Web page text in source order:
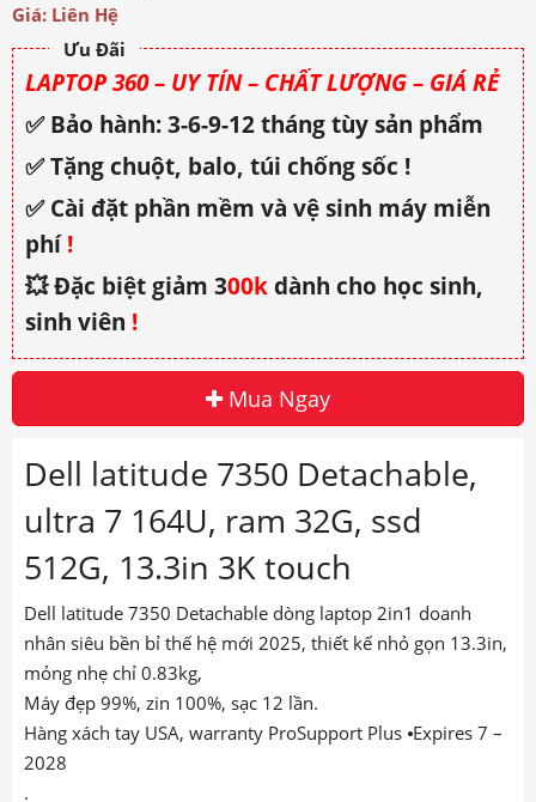
Giá: Liên Hệ
Ưu Đãi
LAPTOP 360 – UY TÍN – CHẤT LƯỢNG – GIÁ RẺ
✅ Bảo hành: 3-6-9-12 tháng tùy sản phẩm
✅ Tặng chuột, balo, túi chống sốc !
✅ Cài đặt phần mềm và vệ sinh máy miễn
phí!
💥 Đặc biệt giảm 300kdành cho học sinh,
sinh viên !
Mua Ngay
Dell latitude 7350 Detachable,
ultra 7 164U, ram 32G, ssd
512G, 13.3in 3K touch
Dell latitude 7350 Detachable dòng laptop 2in1 doanh
nhân siêu bền bỉ thế hệ mới 2025, thiết kế nhỏ gọn 13.3in,
mỏng nhẹ chỉ 0.83kg,
Máy đẹp 99%, zin 100%, sạc 12 lần.
Hàng xách tay USA, warranty ProSupport Plus ⦁Expires 7 –
2028
.